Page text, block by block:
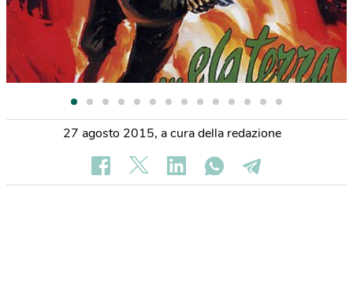
27 agosto 2015, a cura della redazione